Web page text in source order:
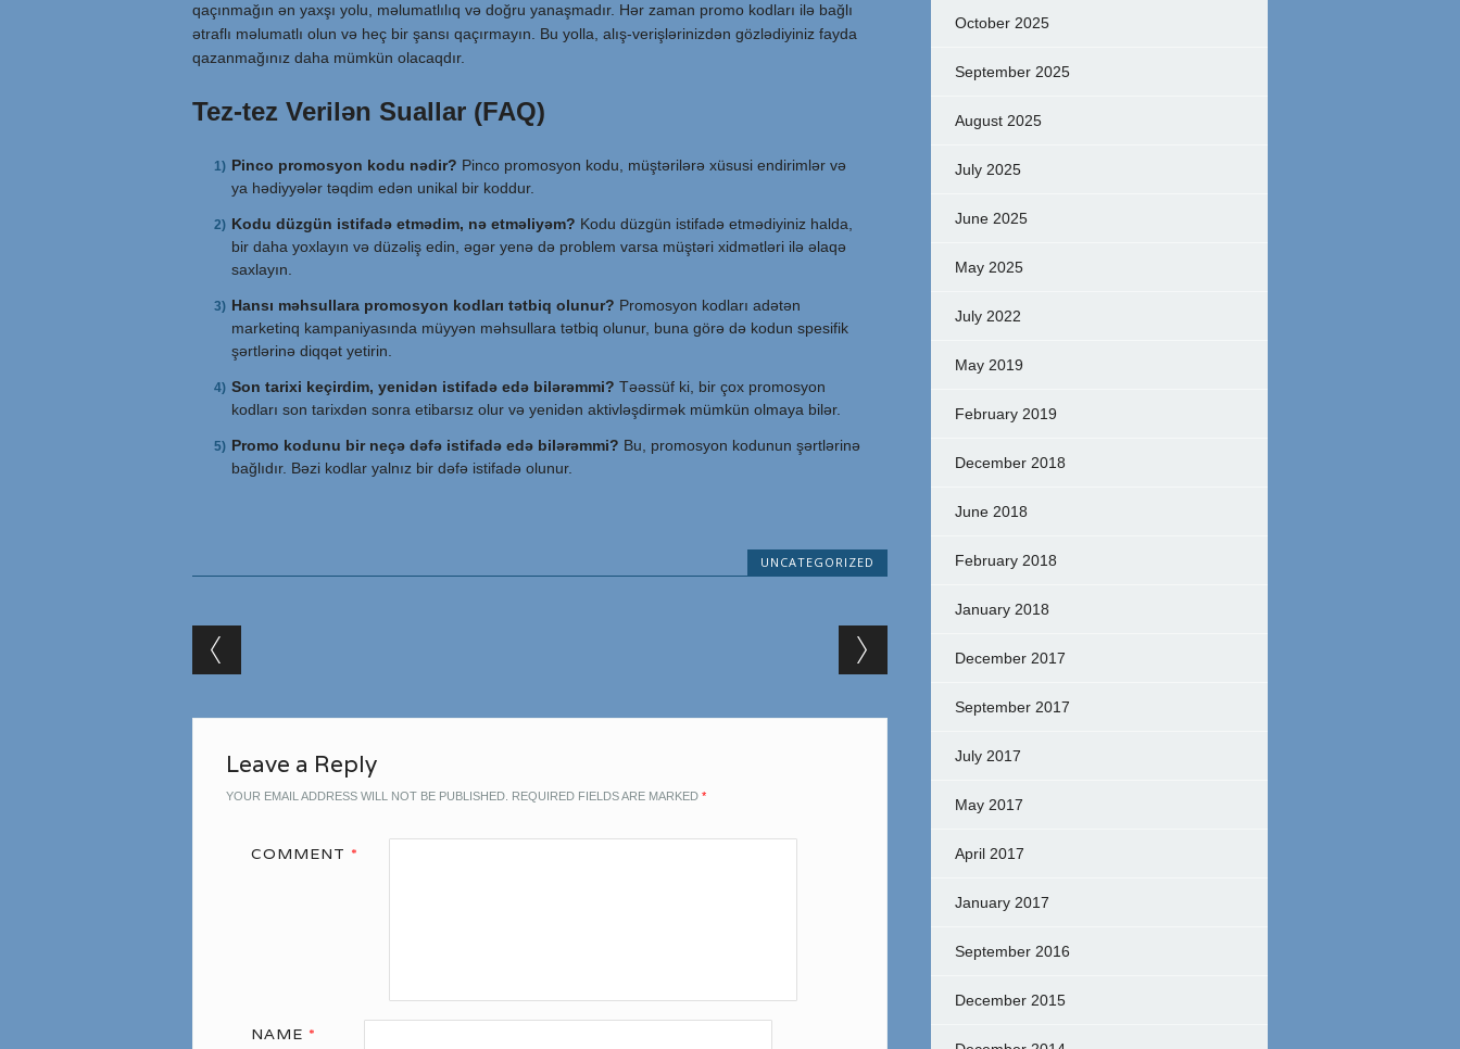
qaçınmağın ən yaxşı yolu, məlumatlılıq və doğru yanaşmadır. Hər zaman promo kodları ilə bağlı
ətraflı məlumatlı olun və heç bir şansı qaçırmayın. Bu yolla, alış-verişlərinizdən gözlədiyiniz fayda
qazanmağınız daha mümkün olacaqdır.
Tez-tez Verilən Suallar (FAQ)
Pinco promosyon kodu nədir? Pinco promosyon kodu, müştərilərə xüsusi endirimlər və
ya hədiyyələr təqdim edən unikal bir koddur.
Kodu düzgün istifadə etmədim, nə etməliyəm? Kodu düzgün istifadə etmədiyiniz halda,
bir daha yoxlayın və düzəliş edin, əgər yenə də problem varsa müştəri xidmətləri ilə əlaqə
saxlayın.
Hansı məhsullara promosyon kodları tətbiq olunur? Promosyon kodları adətən
marketinq kampaniyasında müyyən məhsullara tətbiq olunur, buna görə də kodun spesifik
şərtlərinə diqqət yetirin.
Son tarixi keçirdim, yenidən istifadə edə bilərəmmi? Təəssüf ki, bir çox promosyon
kodları son tarixdən sonra etibarsız olur və yenidən aktivləşdirmək mümkün olmaya bilər.
Promo kodunu bir neçə dəfə istifadə edə bilərəmmi? Bu, promosyon kodunun şərtlərinə
bağlıdır. Bəzi kodlar yalnız bir dəfə istifadə olunur.
UNCATEGORIZED
Post navigation
Leave a Reply
YOUR EMAIL ADDRESS WILL NOT BE PUBLISHED. REQUIRED FIELDS ARE MARKED *
COMMENT *
NAME *
October 2025
September 2025
August 2025
July 2025
June 2025
May 2025
July 2022
May 2019
February 2019
December 2018
June 2018
February 2018
January 2018
December 2017
September 2017
July 2017
May 2017
April 2017
January 2017
September 2016
December 2015